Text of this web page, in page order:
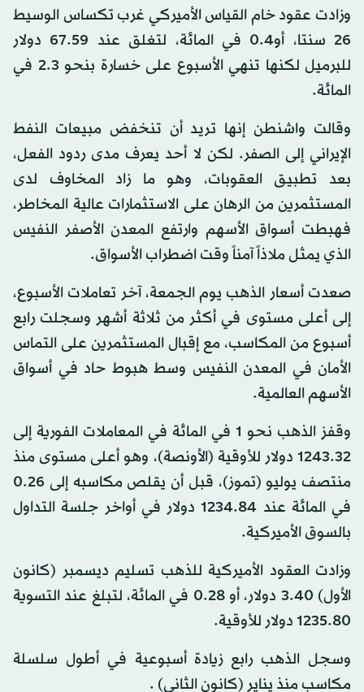
وزادت عقود خام القياس الأميركي غرب تكساس الوسيط
26 سنتا، أو0.4 في المائة، لتغلق عند 67.59 دولار
للبرميل لكنها تنهي الأسبوع على خسارة بنحو 2.3 في
المائة.
وقالت واشنطن إنها تريد أن تنخفض مبيعات النفط
الإيراني إلى الصفر. لكن لا أحد يعرف مدى ردود الفعل،
بعد تطبيق العقوبات، وهو ما زاد المخاوف لدى
المستثمرين من الرهان على الاستثمارات عالية المخاطر،
فهبطت أسواق الأسهم وارتفع المعدن الأصفر النفيس
الذي يمثل ملاذاً آمناً وقت اضطراب الأسواق.
صعدت أسعار الذهب يوم الجمعة، آخر تعاملات الأسبوع،
إلى أعلى مستوى في أكثر من ثلاثة أشهر وسجلت رابع
أسبوع من المكاسب، مع إقبال المستثمرين على التماس
الأمان في المعدن النفيس وسط هبوط حاد في أسواق
الأسهم العالمية.
وقفز الذهب نحو 1 في المائة في المعاملات الفورية إلى
1243.32 دولار للأوقية (الأونصة)، وهو أعلى مستوى منذ
منتصف يوليو (تموز)، قبل أن يقلص مكاسبه إلى 0.26
في المائة عند 1234.84 دولار في أواخر جلسة التداول
بالسوق الأميركية.
وزادت العقود الأميركية للذهب تسليم ديسمبر (كانون
الأول) 3.40 دولار، أو 0.28 في المائة، لتبلغ عند التسوية
1235.80 دولار للأوقية.
وسجل الذهب رابع زيادة أسبوعية في أطول سلسلة
مكاسب منذ يناير (كانون الثاني) .